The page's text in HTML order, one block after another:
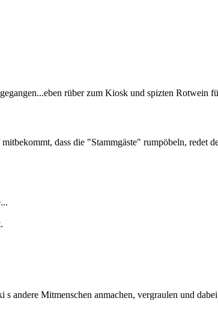
rüber zum Kiosk und spizten Rotwein
dass die "Stammgäste" rumpöbeln, redet
andere Mitmenschen anmachen, vergraulen und